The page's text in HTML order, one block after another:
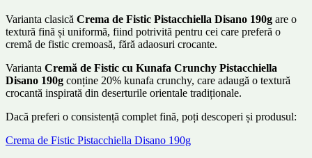
Varianta clasică Crema de Fistic Pistacchiella Disano 190g are o
textură fină și uniformă, fiind potrivită pentru cei care preferă o
cremă de fistic cremoasă, fără adaosuri crocante.
Varianta Cremă de Fistic cu Kunafa Crunchy Pistacchiella
Disano 190g conține 20% kunafa crunchy, care adaugă o textură
crocantă inspirată din deserturile orientale tradiționale.
Dacă preferi o consistență complet fină, poți descoperi și produsul:
Crema de Fistic Pistacchiella Disano 190g